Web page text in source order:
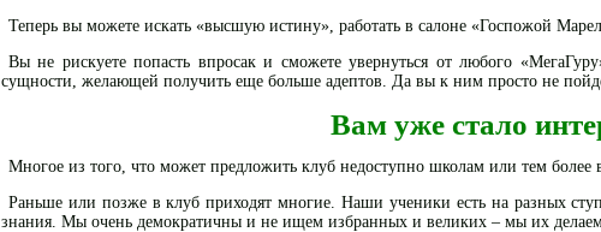
Теперь вы можете искать «высшую истину», работать в салоне «Госпожой
Вы не рискуете попасть впросак и сможете увернуться от любого
сущности, желающей получить еще больше адептов. Да вы к ним просто не
Вам уже стало
Многое из того, что может предложить клуб недоступно школам или тем
Раньше или позже в клуб приходят многие. Наши ученики есть на разных
знания. Мы очень демократичны и не ищем избранных и великих – мы их